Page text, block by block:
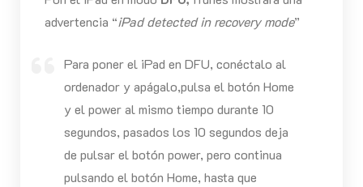
advertencia “iPad detected in recovery mode”
Para poner el iPad en DFU, conéctalo al
ordenador y apágalo,pulsa el botón Home
y el power al mismo tiempo durante 10
segundos, pasados los 10 segundos deja
de pulsar el botón power, pero continua
pulsando el botón Home, hasta que